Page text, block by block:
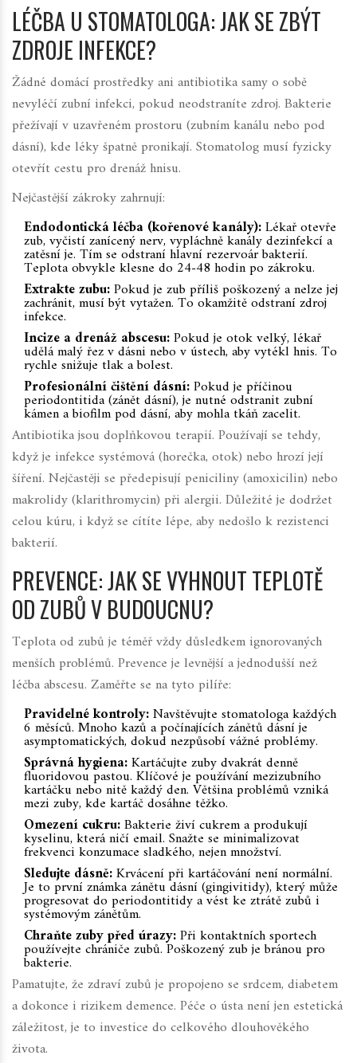
LÉČBA U STOMATOLOGA: JAK SE ZBÝT
ZDROJE INFEKCE?
Žádné domácí prostředky ani antibiotika samy o sobě
nevyléčí zubní infekci, pokud neodstraníte zdroj. Bakterie
přežívají v uzavřeném prostoru (zubním kanálu nebo pod
dásní), kde léky špatně pronikají. Stomatolog musí fyzicky
otevřít cestu pro drenáž hnisu.
Nejčastější zákroky zahrnují:
Endodontická léčba (kořenové kanály):Lékař otevře
zub, vyčistí zanícený nerv, vypláchně kanály dezinfekcí a
zatěsní je. Tím se odstraní hlavní rezervoár bakterií.
Teplota obvykle klesne do 24-48 hodin po zákroku.
Extrakte zubu:Pokud je zub příliš poškozený a nelze jej
zachránit, musí být vytažen. To okamžitě odstraní zdroj
infekce.
Incize a drenáž abscesu:Pokud je otok velký, lékař
udělá malý řez v dásni nebo v ústech, aby vytékl hnis. To
rychle snižuje tlak a bolest.
Profesionální čištění dásní:Pokud je příčinou
periodontitida (zánět dásní), je nutné odstranit zubní
kámen a biofilm pod dásní, aby mohla tkáň zacelit.
Antibiotika jsou doplňkovou terapií. Používají se tehdy,
když je infekce systémová (horečka, otok) nebo hrozí její
šíření. Nejčastěji se předepisují peniciliny (amoxicilin) nebo
makrolidy (klarithromycin) při alergii. Důležité je dodržet
celou kúru, i když se cítíte lépe, aby nedošlo k rezistenci
bakterií.
PREVENCE: JAK SE VYHNOUT TEPLOTĚ
OD ZUBŮ V BUDOUCNU?
Teplota od zubů je téměř vždy důsledkem ignorovaných
menších problémů. Prevence je levnější a jednodušší než
léčba abscesu. Zaměřte se na tyto pilíře:
Pravidelné kontroly:Navštěvujte stomatologa každých
6 měsíců. Mnoho kazů a počínajících zánětů dásní je
asymptomatických, dokud nezpůsobí vážné problémy.
Správná hygiena:Kartáčujte zuby dvakrát denně
fluoridovou pastou. Klíčové je používání mezizubního
kartáčku nebo nitě každý den. Většina problémů vzniká
mezi zuby, kde kartáč dosáhne těžko.
Omezení cukru:Bakterie živí cukrem a produkují
kyselinu, která ničí email. Snažte se minimalizovat
frekvenci konzumace sladkého, nejen množství.
Sledujte dásně:Krvácení při kartáčování není normální.
Je to první známka zánětu dásní (gingivitidy), který může
progresovat do periodontitidy a vést ke ztrátě zubů i
systémovým zánětům.
Chraňte zuby před úrazy:Při kontaktních sportech
používejte chrániče zubů. Poškozený zub je bránou pro
bakterie.
Pamatujte, že zdraví zubů je propojeno se srdcem, diabetem
a dokonce i rizikem demence. Péče o ústa není jen estetická
záležitost, je to investice do celkového dlouhověkého
života.